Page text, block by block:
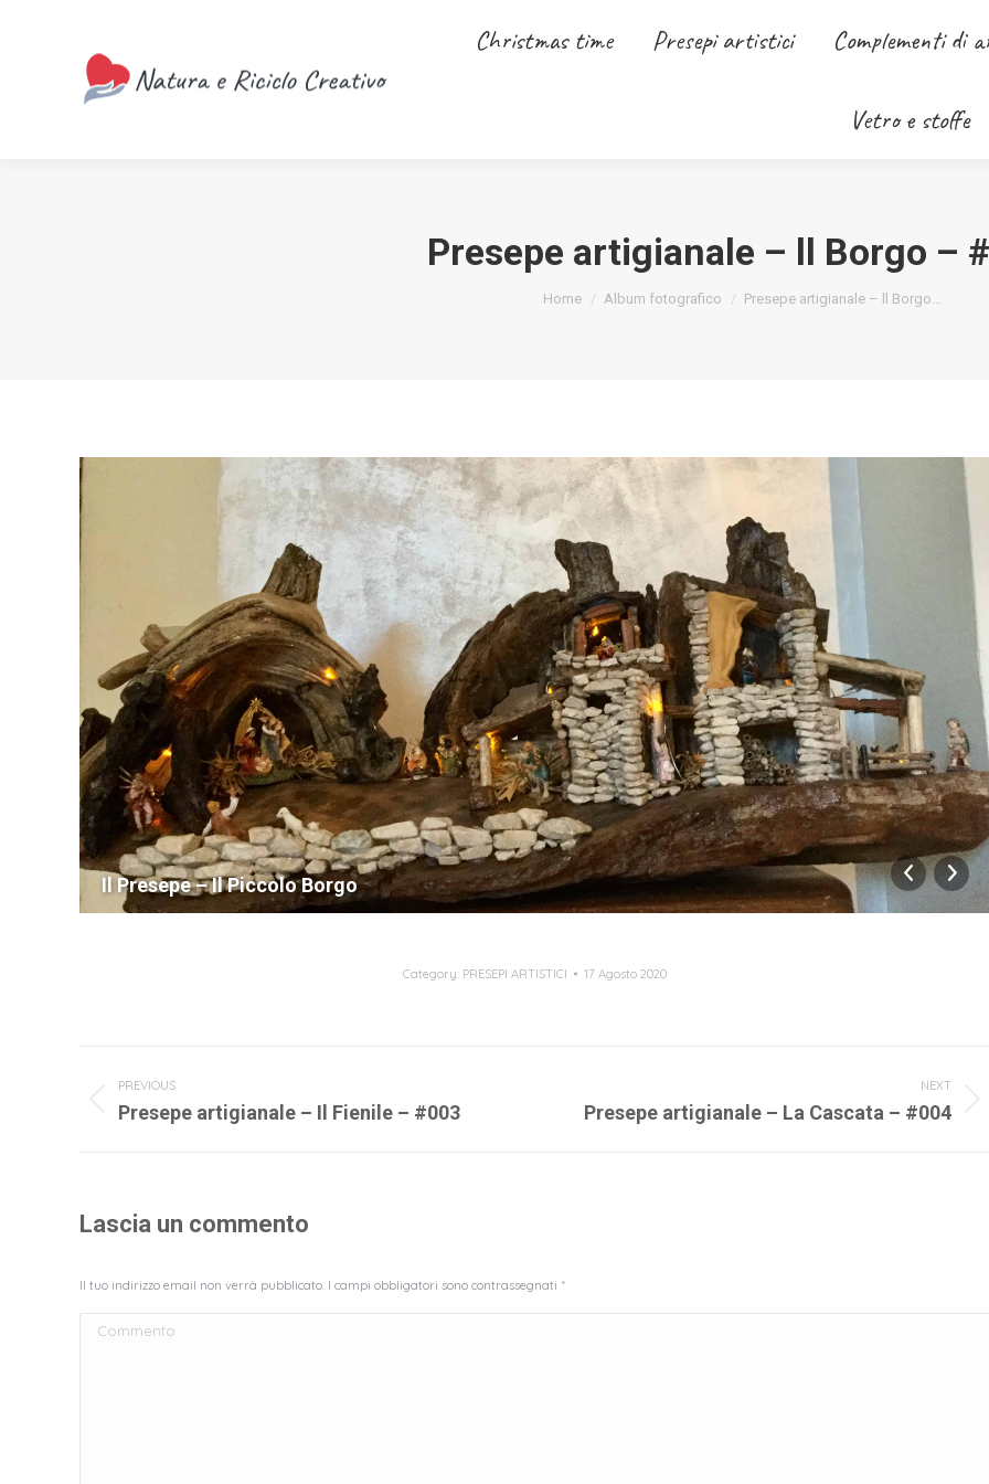
Christmas time Presepi artistici Complementi di
Vetro e stoffe
Presepe artigianale – ll Borgo –
Home Album fotografico Presepe artigianale – ll Borgo…
Il Presepe – Il Piccolo Borgo
Category: PRESEPI ARTISTICI 17 Agosto 2020
navigation
PREVIOUS
Previous
Presepe artigianale – Il Fienile – #003
NEXT
Next
Presepe artigianale – La Cascata – #004
Lascia un commento
Il tuo indirizzo email non verrà pubblicato. I campi obbligatori sono contrassegnati *
Commento
Christmas time Presepi artistici Complementi di arredo